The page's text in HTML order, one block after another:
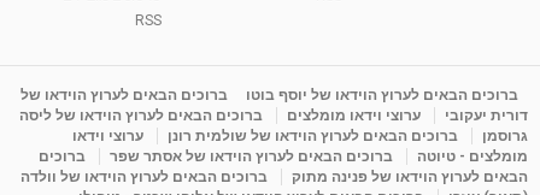
09:12
מדיטציה בדמיון מודרך - היכרות עם האני הפנימי
מאת admin 11 שנים 3,644 צפיות
פנינה מתוק - מרכז "נתיב הלב" בהרצליה-
RSS
ברוכים הבאים לערוץ הוידאו של יוסף בוטו
ברוכים הבאים לערוץ הוידאו של
דורית יעקובי
ערוצי וידאו מומלצים
ברוכים הבאים לערוץ הוידאו של ליסה
גרוסמן
ברוכים הבאים לערוץ הוידאו של שולמית רונן
ערוצי וידאו
מומלצים - טיוטה
ברוכים הבאים לערוץ הוידאו של אסתר שפר
ברוכים
הבאים לערוץ הוידאו של פנינה מתוק
ברוכים הבאים לערוץ הוידאו של וולדה